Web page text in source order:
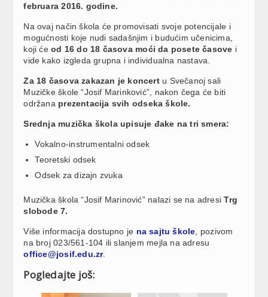
februara 2016. godine.
Na ovaj način škola će promovisati svoje potencijale i
mogućnosti koje nudi sadašnjim i budućim učenicima,
koji ćeod 16 do 18 časova moći da posete časove i
vide kako izgleda grupna i individualna nastava.
Za 18 časova zakazan je koncertu Svečanoj sali
Muzičke škole “Josif Marinković”, nakon čega će biti
održana prezentacija svih odseka škole.
Srednja muzička škola upisuje đake na tri smera:
Vokalno-instrumentalni odsek
Teoretski odsek
Odsek za dizajn zvuka
Muzička škola “Josif Marinović” nalazi se na adresi Trg
slobode 7.
Više informacija dostupno je na sajtu škole , pozivom
na broj 023/561-104 ili slanjem mejla na adresu
office@josif.edu.zr.
Pogledajte još: